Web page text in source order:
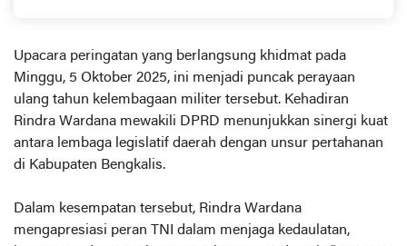
​Upacara peringatan yang berlangsung khidmat pada
Minggu, 5 Oktober 2025, ini menjadi puncak perayaan
ulang tahun kelembagaan militer tersebut. Kehadiran
Rindra Wardana mewakili DPRD menunjukkan sinergi kuat
antara lembaga legislatif daerah dengan unsur pertahanan
di Kabupaten Bengkalis.
​Dalam kesempatan tersebut, Rindra Wardana
mengapresiasi peran TNI dalam menjaga kedaulatan,